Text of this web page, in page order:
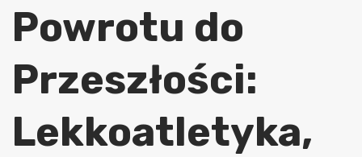
Powrotu do
Przeszłości:
Lekkoatletyka,